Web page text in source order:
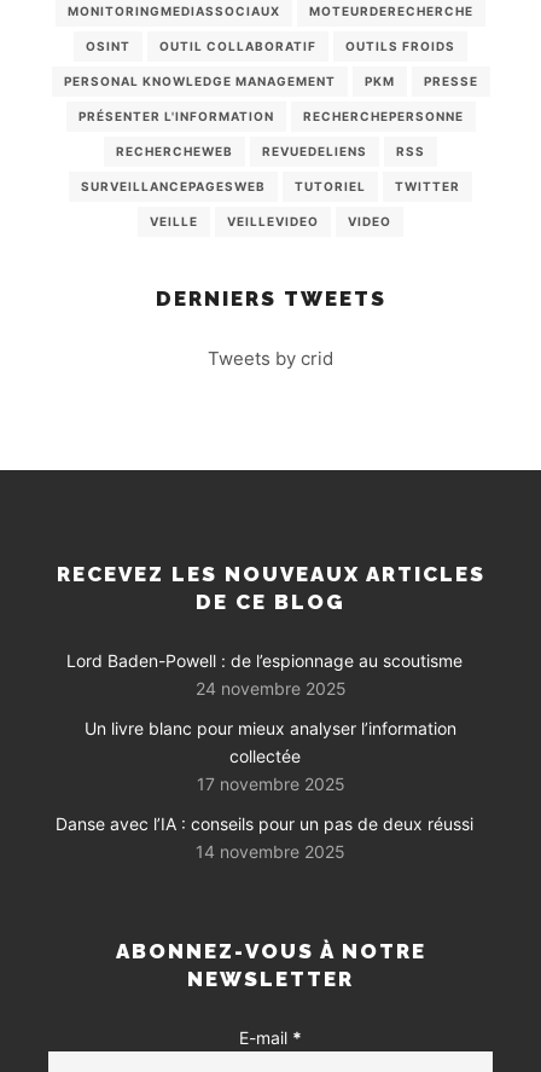
MONITORINGMEDIASSOCIAUX MOTEURDERECHERCHE
OSINT OUTIL COLLABORATIF OUTILS FROIDS
PERSONAL KNOWLEDGE MANAGEMENT PKM PRESSE
PRÉSENTER L'INFORMATION RECHERCHEPERSONNE
RECHERCHEWEB REVUEDELIENS RSS
SURVEILLANCEPAGESWEB TUTORIEL TWITTER
VEILLE VEILLEVIDEO VIDEO
DERNIERS TWEETS
Tweets by crid
RECEVEZ LES NOUVEAUX ARTICLES
DE CE BLOG
Lord Baden-Powell : de l’espionnage au scoutisme
24 novembre 2025
Un livre blanc pour mieux analyser l’information
collectée
17 novembre 2025
Danse avec l’IA : conseils pour un pas de deux réussi
14 novembre 2025
ABONNEZ-VOUS À NOTRE
NEWSLETTER
E-mail *